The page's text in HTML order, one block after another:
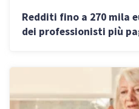
Redditi fino a 270 mila
dei professionisti più